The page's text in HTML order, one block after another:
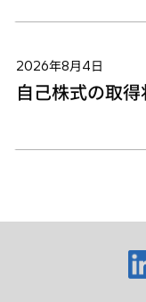
2026年8月4日
自己株式の取